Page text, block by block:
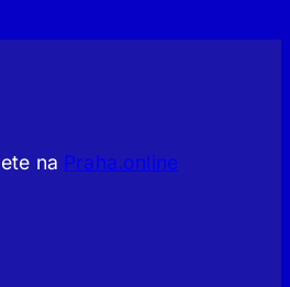
na Praha.online